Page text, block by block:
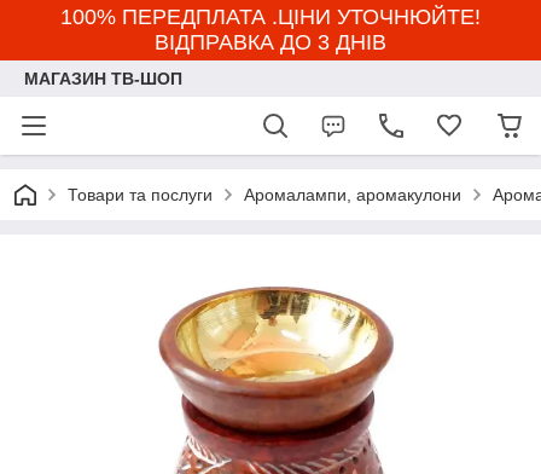
100% ПЕРЕДПЛАТА .ЦІНИ УТОЧНЮЙТЕ!
ВІДПРАВКА ДО 3 ДНІВ
МАГАЗИН ТВ-ШОП
Товари та послуги Аромалампи, аромакулони